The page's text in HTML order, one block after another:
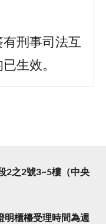
刑事司法互
生效。
2之2號3~5樓（中央
明櫃檯受理時間為週